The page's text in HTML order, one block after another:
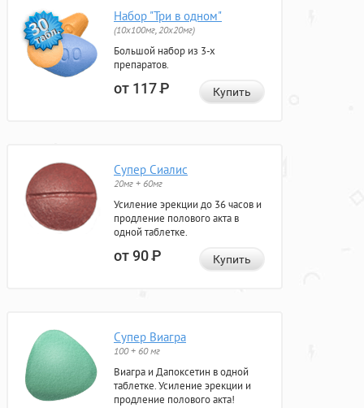
Набор "Три в одном"
(10x100мг, 20x20мг)
Большой набор из 3-х
препаратов.
от 117Р Купить
Супер Сиалис
20мг + 60мг
Усиление эрекции до 36 часов и
продление полового акта в
одной таблетке.
от 90Р Купить
Супер Виагра
100 + 60 мг
Виагра и Дапоксетин в одной
таблетке. Усиление эрекции и
продление полового акта!